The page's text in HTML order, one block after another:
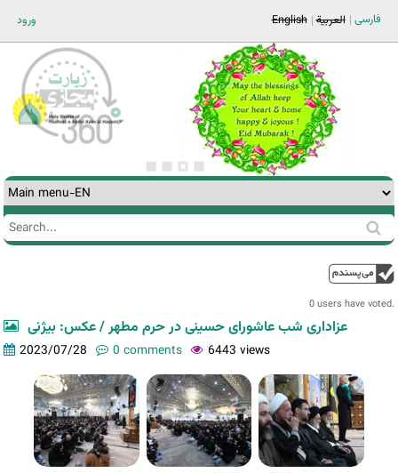
ورود فارسی العربية English
Search
Search
0 users have voted.
عزاداری شب عاشورای حسینی در حرم مطهر / عکس: بیژنی
2023/07/28 0 comments 6443 views